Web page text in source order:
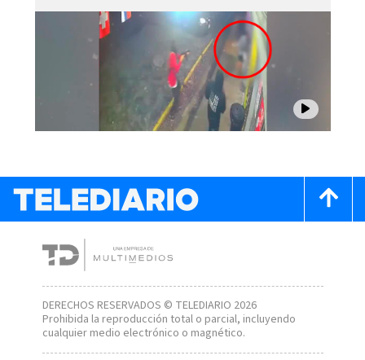
DERECHOS RESERVADOS © TELEDIARIO 2026
Prohibida la reproducción total o parcial, incluyendo
cualquier medio electrónico o magnético.